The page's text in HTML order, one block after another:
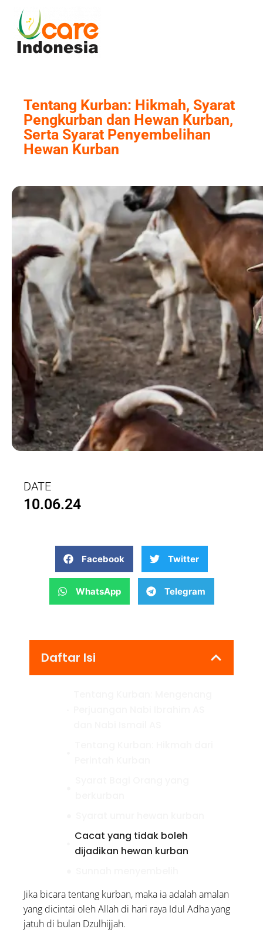
content
Tentang Kurban: Hikmah, Syarat
Pengkurban dan Hewan Kurban,
Serta Syarat Penyembelihan
Hewan Kurban
DATE
10.06.24
Facebook Twitter
WhatsApp Telegram
Daftar Isi
Cacat yang tidak boleh
dijadikan hewan kurban
Syarat penyembelihan kurban
3 Doa Memohon Ampunan
dan Taubat kepada Allah
Jika bicara tentang kurban, maka ia adalah amalan
yang dicintai oleh Allah di hari raya Idul Adha yang
jatuh di bulan Dzulhijjah.